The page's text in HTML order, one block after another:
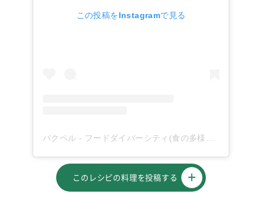
この投稿をInstagramで見る
このレシピの料理を投稿する